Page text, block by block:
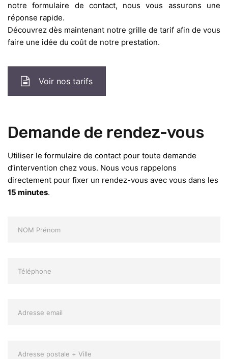
notre formulaire de contact, nous vous assurons une
réponse rapide.
Découvrez dès maintenant notre grille de tarif afin de vous
faire une idée du coût de notre prestation.
Voir nos tarifs
Demande de rendez-vous
Utiliser le formulaire de contact pour toute demande
d’intervention chez vous. Nous vous rappelons
directement pour fixer un rendez-vous avec vous dans les
15 minutes.